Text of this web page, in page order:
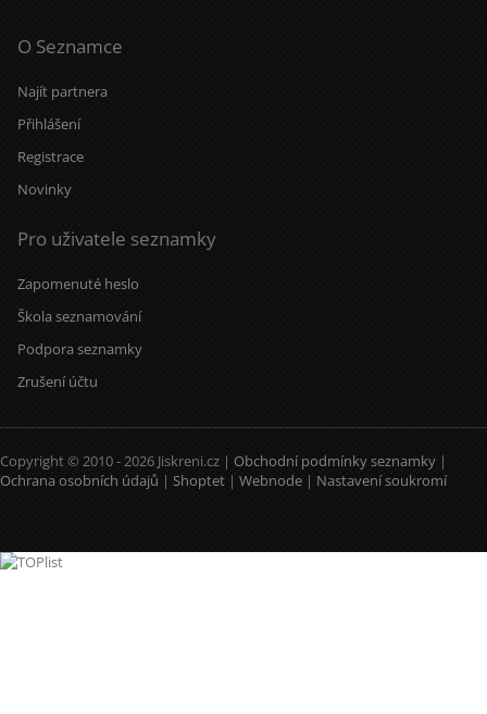
O Seznamce
Najít partnera
Přihlášení
Registrace
Novinky
Pro uživatele seznamky
Zapomenuté heslo
Škola seznamování
Podpora seznamky
Zrušení účtu
Copyright © 2010 - 2026 Jiskreni.cz | Obchodní podmínky seznamky |
Ochrana osobních údajů | Shoptet | Webnode | Nastavení soukromí